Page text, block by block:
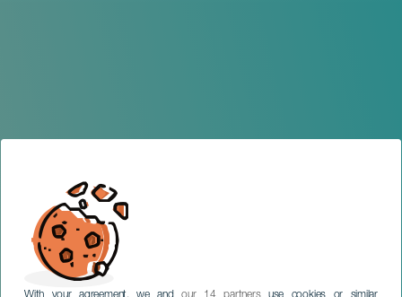
With your agreement, we andour 14 partnersuse cookies or similar